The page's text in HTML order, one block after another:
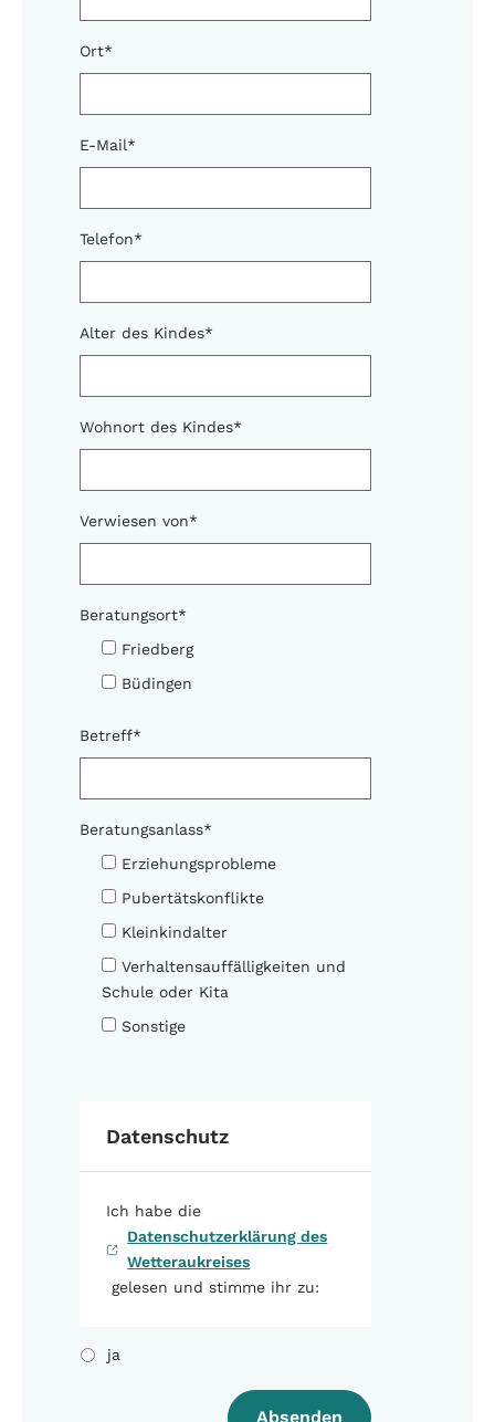
Ort*
E-Mail*
Telefon*
Alter des Kindes*
Wohnort des Kindes*
Verwiesen von*
Beratungsort*
Friedberg
Büdingen
Betreff*
Beratungsanlass*
Erziehungsprobleme
Pubertätskonflikte
Kleinkindalter
Schule oder Kita
Sonstige
Datenschutz
Ich habe die
Datenschutzerklärung des
Wetteraukreises
gelesen und stimme ihr zu:
ja